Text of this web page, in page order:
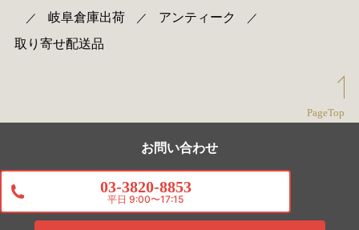
／ 岐阜倉庫出荷／ アンティーク ／
取り寄せ配送品
PageTop
お問い合わせ
03-3820-8853
平日 9:00〜17:15